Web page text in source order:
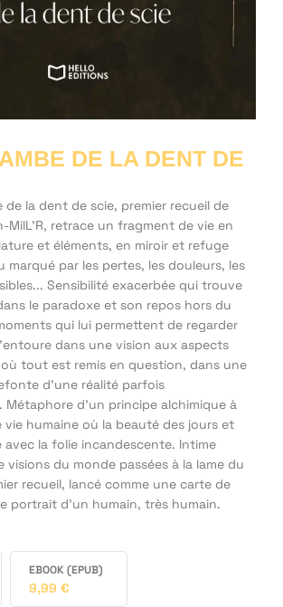
DE LA DENT DE
de la dent de scie, premier recueil de
MilL’R, retrace un fragment de vie en
et éléments, en miroir et refuge
marqué par les pertes, les douleurs, les
Sensibilité exacerbée qui trouve
le paradoxe et son repos hors du
qui lui permettent de regarder
dans une vision aux aspects
tout est remis en question, dans une
d’une réalité parfois
Métaphore d’un principe alchimique à
vie humaine où la beauté des jours et
la folie incandescente. Intime
visions du monde passées à la lame du
recueil, lancé comme une carte de
portrait d’un humain, très humain.
EBOOK (EPUB)
9,99 €